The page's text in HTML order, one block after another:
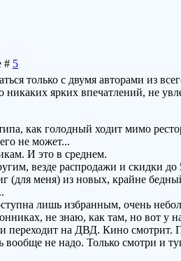
# 5
только с двумя авторами из
ярких впечатлений, не
как голодный ходит мимо
не может...
И это в среднем.
везде распродажи и скидки
(для меня) из новых, крайне
лишь избранным, очень
не знаю, как там, но вот у
переходит на ДВД. Кино
не надо. Только смотри и